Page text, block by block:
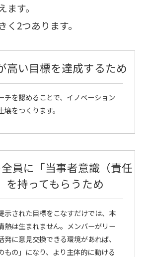
す。
く2つあります。
高い目標を達成するため
チを認めることで、イノベーション
をつくります。
員に「当事者意識（責任
を持ってもらうため
示された目標をこなすだけでは、本
熱は生まれません。メンバーがリー
発に意見交換できる環境があれば、
もの」になり、より主体的に動ける